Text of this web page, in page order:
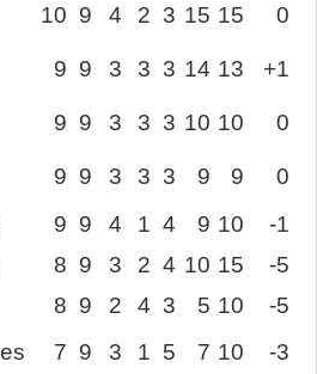
10 9 4 2 3 15 15 0
9 9 3 3 3 14 13 +1
9 9 3 3 3 10 10 0
9 9 3 3 3 9 9
0
9 9 4 1 4 9 10
-1
8 9 3 2 4 10 15
-5
8 9 2 4 3 5 10
-5
7 9 3 1 5 7 10 -3